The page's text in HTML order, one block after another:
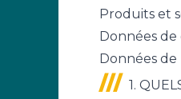
Produits et
Données
Données de
1.